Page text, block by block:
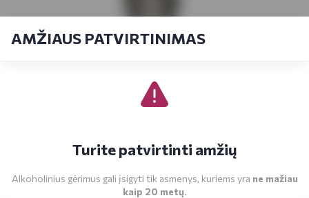
AMŽIAUS PATVIRTINIMAS
Turite patvirtinti amžių
Alkoholinius gėrimus gali įsigyti tik asmenys, kuriems yra ne mažiau
kaip 20 metų.